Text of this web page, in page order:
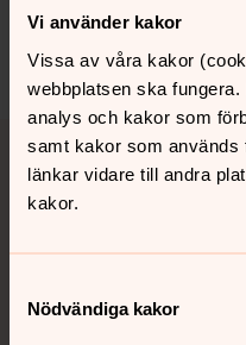
Vi använder kakor
Vissa av våra kakor
webbplatsen ska
analys och kakor som
samt kakor som används
länkar vidare till andra
kakor.
Nödvändiga kakor
Senast ändrad 28 oktober
Dela
Tillbaka till toppen
Tillbaka till innehållet
Kontakt